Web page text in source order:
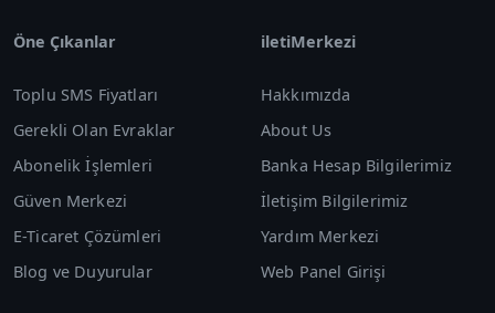
Öne Çıkanlar
Toplu SMS Fiyatları
Gerekli Olan Evraklar
Abonelik İşlemleri
Güven Merkezi
E-Ticaret Çözümleri
Blog ve Duyurular
iletiMerkezi
Hakkımızda
About Us
Banka Hesap Bilgilerimiz
İletişim Bilgilerimiz
Yardım Merkezi
Web Panel Girişi